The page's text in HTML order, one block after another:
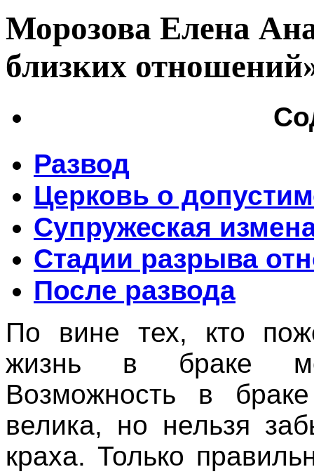
Морозова Елена
близких
Развод
Церковь о
Супружеская
Стадии разрыва
После развода
По вине тех, кто
жизнь в браке
Возможность в
велика, но нельзя
краха. Только